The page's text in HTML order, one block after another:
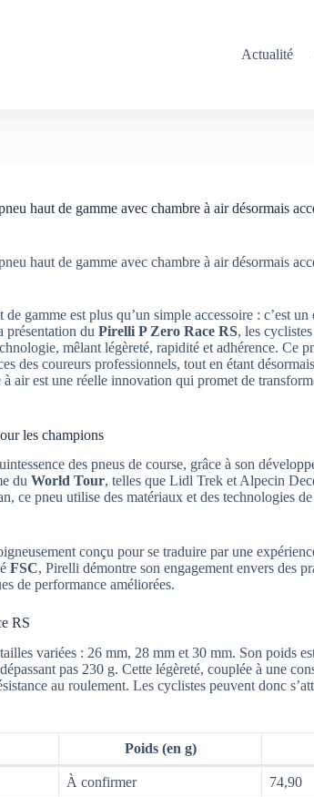
Actualité
haut de gamme avec chambre à air désormais
haut de gamme avec chambre à air désormais
gamme est plus qu’un simple accessoire : c’est
présentation du Pirelli P Zero Race RS, les
mêlant légèreté, rapidité et adhérence. Ce
des coureurs professionnels, tout en étant
air est une réelle innovation qui promet de
les champions
des pneus de course, grâce à son
du World Tour, telles que Lidl Trek et Alpecin
ce pneu utilise des matériaux et des technologies
conçu pour se traduire par une
FSC, Pirelli démontre son engagement envers des
de performance améliorées.
RS
variées : 26 mm, 28 mm et 30 mm. Son poids
pas 230 g. Cette légèreté, couplée à une
au roulement. Les cyclistes peuvent donc
Poids (en g)
À confirmer 74,90